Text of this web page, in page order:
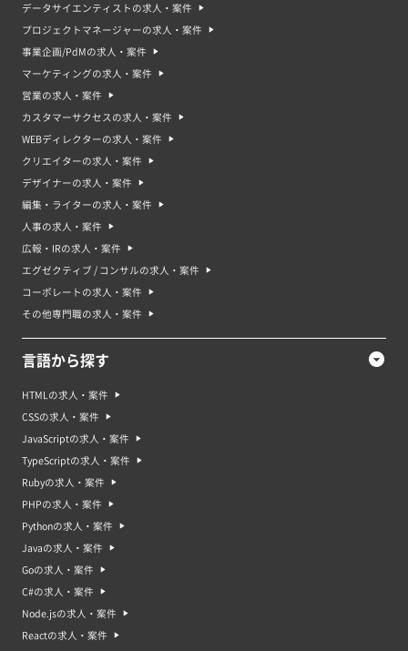
データサイエンティストの求人・案件
プロジェクトマネージャーの求人・案件
事業企画/PdMの求人・案件
マーケティングの求人・案件
営業の求人・案件
カスタマーサクセスの求人・案件
WEBディレクターの求人・案件
クリエイターの求人・案件
デザイナーの求人・案件
編集・ライターの求人・案件
人事の求人・案件
広報・IRの求人・案件
エグゼクティブ / コンサルの求人・案件
コーポレートの求人・案件
その他専門職の求人・案件
言語から探す
HTMLの求人・案件
CSSの求人・案件
JavaScriptの求人・案件
TypeScriptの求人・案件
Rubyの求人・案件
PHPの求人・案件
Pythonの求人・案件
Javaの求人・案件
Goの求人・案件
C#の求人・案件
Node.jsの求人・案件
Reactの求人・案件